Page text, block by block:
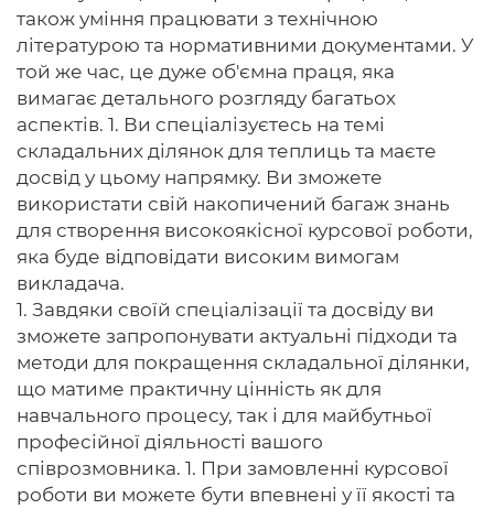
також уміння працювати з технічною
літературою та нормативними документами. У
той же час, це дуже об'ємна праця, яка
вимагає детального розгляду багатьох
аспектів. 1. Ви спеціалізуєтесь на темі
складальних ділянок для теплиць та маєте
досвід у цьому напрямку. Ви зможете
використати свій накопичений багаж знань
для створення високоякісної курсової роботи,
яка буде відповідати високим вимогам
викладача.
1. Завдяки своїй спеціалізації та досвіду ви
зможете запропонувати актуальні підходи та
методи для покращення складальної ділянки,
що матиме практичну цінність як для
навчального процесу, так і для майбутньої
професійної діяльності вашого
співрозмовника. 1. При замовленні курсової
роботи ви можете бути впевнені у її якості та